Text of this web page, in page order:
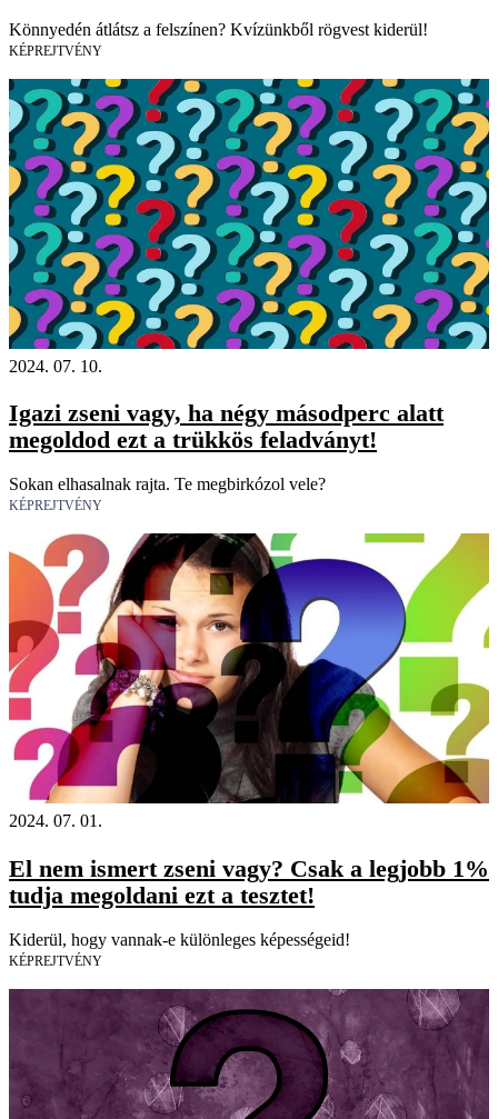
Könnyedén átlátsz a felszínen? Kvízünkből rögvest kiderül!
KÉPREJTVÉNY
2024. 07. 10.
Igazi zseni vagy, ha négy másodperc alatt
megoldod ezt a trükkös feladványt!
Sokan elhasalnak rajta. Te megbirkózol vele?
KÉPREJTVÉNY
2024. 07. 01.
El nem ismert zseni vagy? Csak a legjobb 1%
tudja megoldani ezt a tesztet!
Kiderül, hogy vannak-e különleges képességeid!
KÉPREJTVÉNY